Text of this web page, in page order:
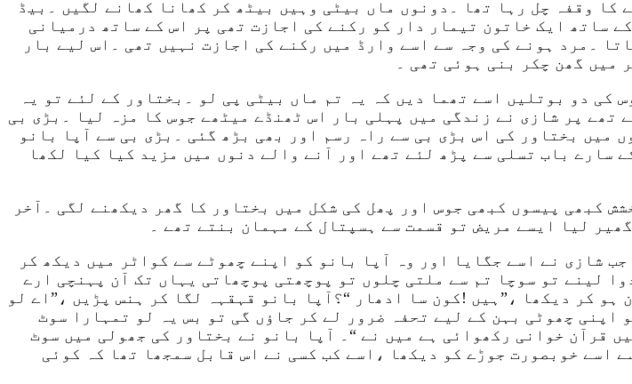
وقفہ چل رہا تھا ۔دونوں ماں بیٹی وہیں بیٹھ کر کھانا کھانے لگیں ۔بیڈ
ساتھ ایک خاتون تيمار دار کو رکنے کی اجازت تھی پر اس کے ساتھ درمیانی
۔مرد ہونے کی وجہ سے اسے وارڈ میں رکنے کی اجازت نہیں تھی ۔اس لیے بار
میں گھن چکر بنی ہوئی تھی ۔
کی دو بوتلیں اسے تھما دیں کہ یہ تم ماں بیٹی پی لو ۔بختاور کے لئے تو یہ
پر شازی نے زندگی میں پہلی بار اس ٹھنڈے میٹھے جوس کا مزہ لیا ۔بڑی بی
میں بختاور کی اس بڑی بی سے راہ رسم اور بھی بڑھ گئی ۔بڑی بی سے آپا بانو
سارے باب تسلی سے پڑھ لئے تھے اور آنے والے دنوں میں مزید کیا کیا لکھا
کبھی پیسوں کبھی جوس اور پھل کی شکل میں بختاور کا گھر دیکھنے لگی ۔آخر
لیا ایسے مریض تو قسمت سے ہسپتال کے مہمان بنتے تھے ۔
شازی نے اسے جگایا اور وہ آپا بانو کو اپنے چھوٹے سے کواٹر میں دیکھ کر
لینے تو سوچا تم سے ملتی چلوں تو پوچھتی پوچھاتی یہاں تک آن پہنچی ارے
کر دیکھا ،”ہیں !کون سا ادھار “؟آپا بانو قہقہہ لگا کر ہنس پڑیں ،”اے لو
چھوٹی بہن کے لیے تحفہ ضرور لے کر جاؤں گی تو بس یہ لو تمہارا سوٹ
قرآن خوانی رکھوائی ہے میں نے “۔ آپا بانو نے بختاور کی جھولی میں سوٹ
اسے خوبصورت جوڑے کو دیکھا ،اسے کب کسی نے اس قابل سمجھا تھا کہ کوئی